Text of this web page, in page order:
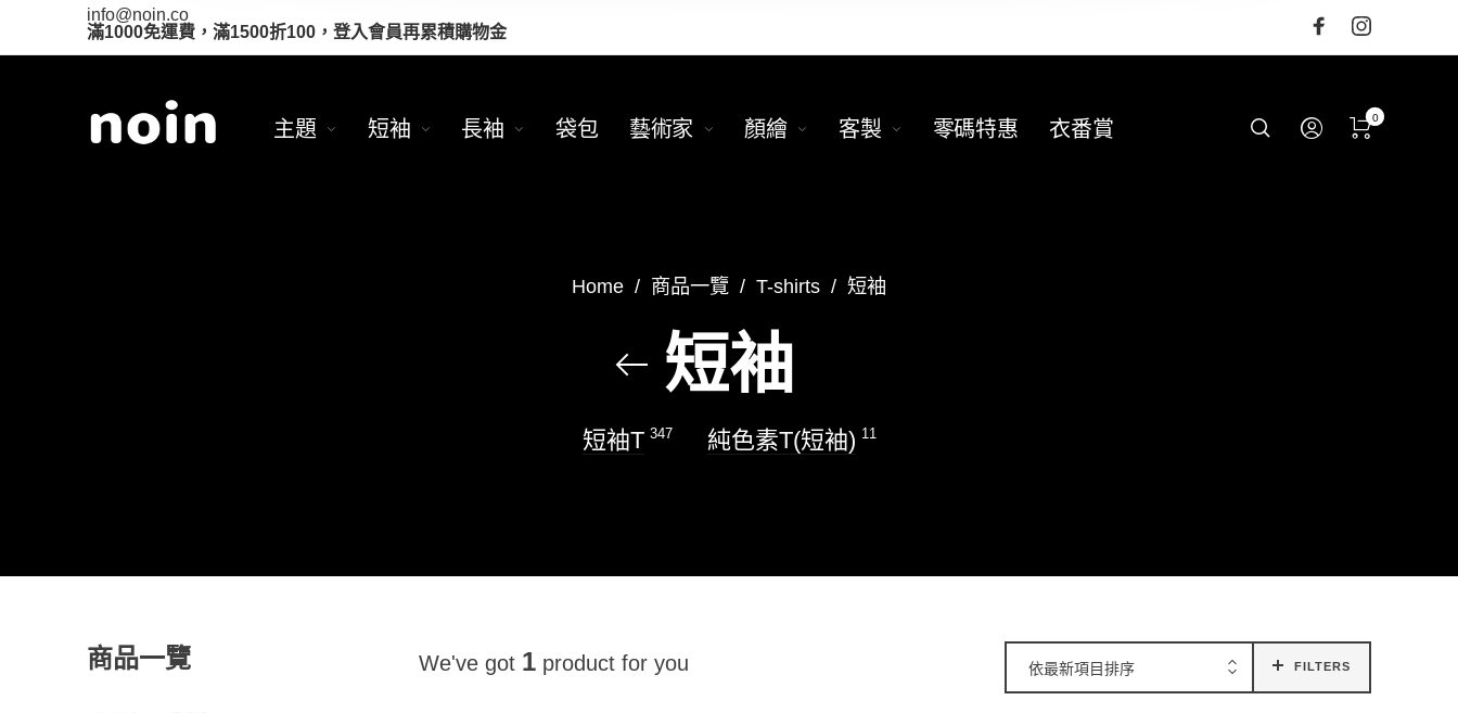
info@noin.co
滿1000免運費，滿1500折100，登入會員再累積購物金
主題 短袖 長袖 袋包 藝術家 顏繪 客製 零碼特惠 衣番賞 0
Home / 商品一覽 / T-shirts / 短袖
短袖
短袖T 347 純色素T(短袖) 11
商品一覽 We've got 1 product for you 依最新項目排序 FILTERS